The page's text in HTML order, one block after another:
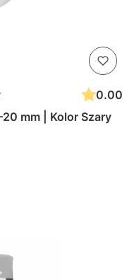
0.00
mm | Kolor Szary